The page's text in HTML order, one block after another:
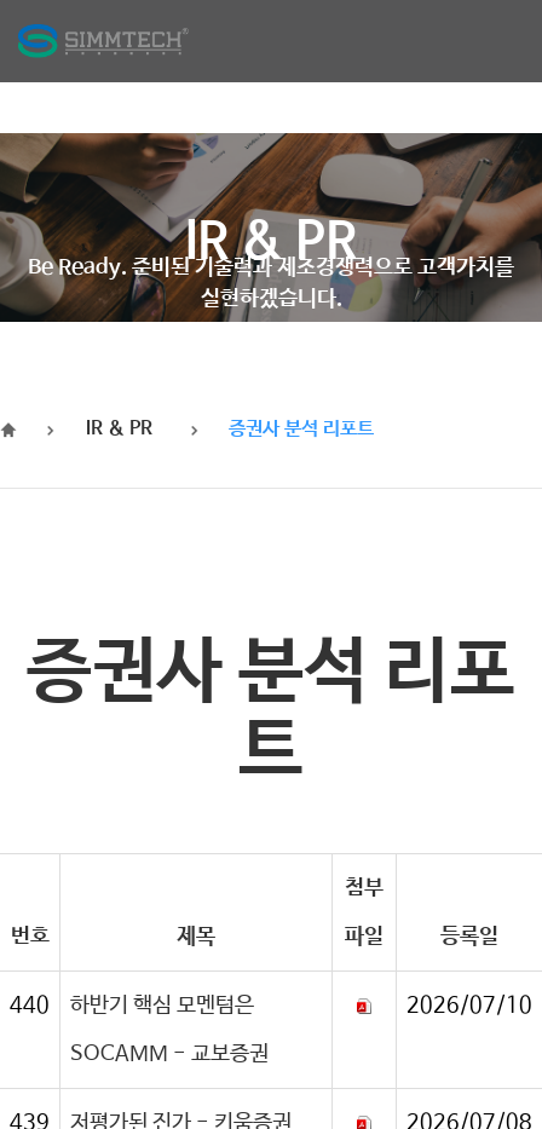
​IR & PR
Be Ready. 준비된 기술력과 제조경쟁력으로 고객가치를
실현하겠습니다.
HOMEIR & PR 증권사 분석 리포트
증권사 분석 리포
트
번호 제목
첨부
파일
등록일
440
하반기 핵심 모멘텀은
SOCAMM - 교보증권
2026/07/10
439 저평가된 진가 - 키움증권 2026/07/08